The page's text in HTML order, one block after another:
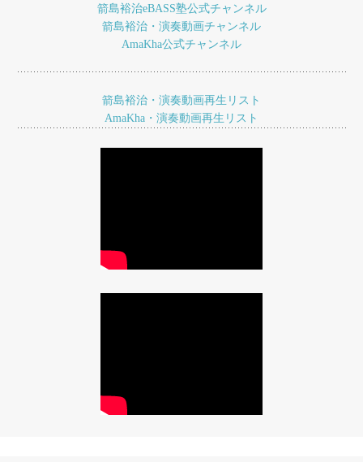
箭島裕治eBASS塾公式チャンネル
箭島裕治・演奏動画チャンネル
AmaKha公式チャンネル
箭島裕治・演奏動画再生リスト
AmaKha・演奏動画再生リスト